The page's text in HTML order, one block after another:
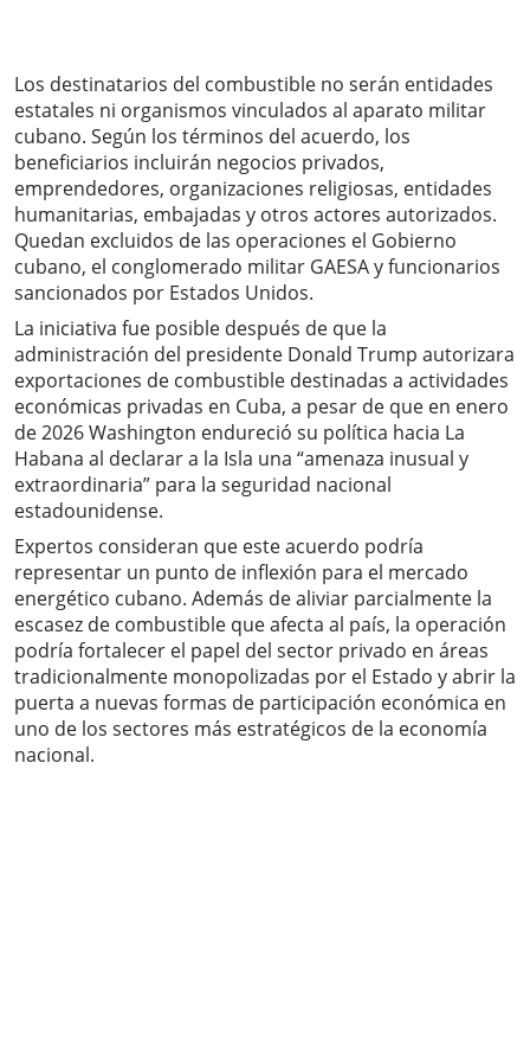
Los destinatarios del combustible no serán entidades
estatales ni organismos vinculados al aparato militar
cubano. Según los términos del acuerdo, los
beneficiarios incluirán negocios privados,
emprendedores, organizaciones religiosas, entidades
humanitarias, embajadas y otros actores autorizados.
Quedan excluidos de las operaciones el Gobierno
cubano, el conglomerado militar GAESA y funcionarios
sancionados por Estados Unidos.
La iniciativa fue posible después de que la
administración del presidente Donald Trump autorizara
exportaciones de combustible destinadas a actividades
económicas privadas en Cuba, a pesar de que en enero
de 2026 Washington endureció su política hacia La
Habana al declarar a la Isla una “amenaza inusual y
extraordinaria” para la seguridad nacional
estadounidense.
Expertos consideran que este acuerdo podría
representar un punto de inflexión para el mercado
energético cubano. Además de aliviar parcialmente la
escasez de combustible que afecta al país, la operación
podría fortalecer el papel del sector privado en áreas
tradicionalmente monopolizadas por el Estado y abrir la
puerta a nuevas formas de participación económica en
uno de los sectores más estratégicos de la economía
nacional.